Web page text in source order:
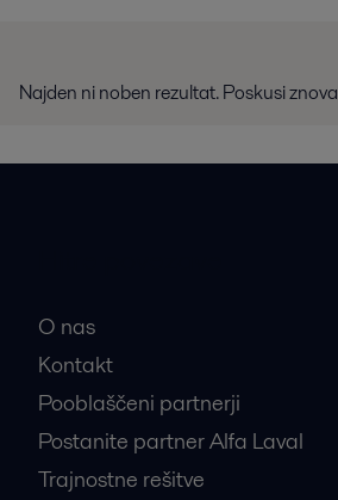
Najden ni noben rezultat. Poskusi znova
O nas
Kontakt
Pooblaščeni partnerji
Postanite partner Alfa Laval
Trajnostne rešitve